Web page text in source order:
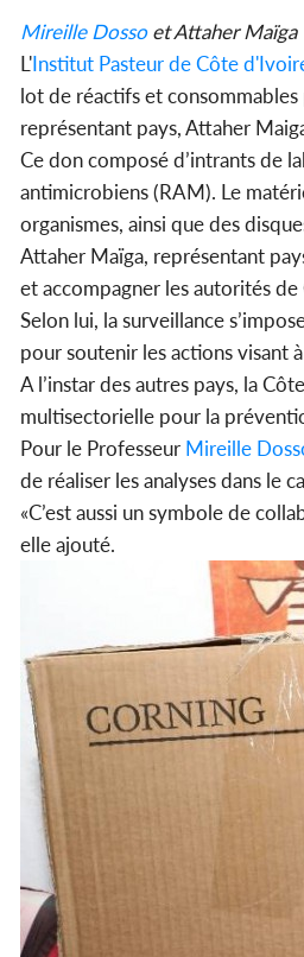
Mireille Dossoet Attaher Maïga
L'Institut Pasteur de Côte
lot de réactifs et
représentant pays, Attaher
Ce don composé d’intrants de
antimicrobiens (RAM). Le
organismes, ainsi que des
Attaher Maïga, représentant
et accompagner les autorités
Selon lui, la surveillance
pour soutenir les actions visant
A l’instar des autres pays, la
multisectorielle pour la
Pour le Professeur Mireille
de réaliser les analyses dans le
«C’est aussi un symbole de
elle ajouté.